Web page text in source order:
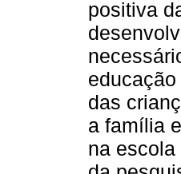
positiva
das
a família
na